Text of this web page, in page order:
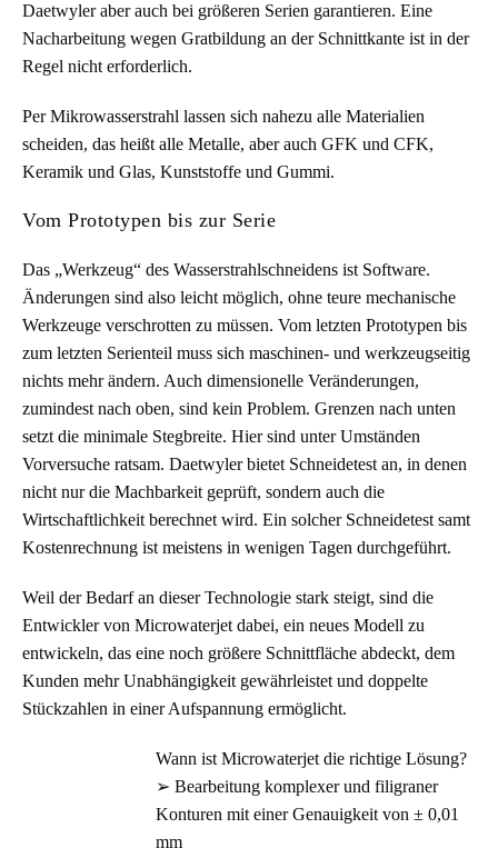
Daetwyler aber auch bei größeren Serien garantieren. Eine
Nacharbeitung wegen Gratbildung an der Schnittkante ist in der
Regel nicht erforderlich.
Per Mikrowasserstrahl lassen sich nahezu alle Materialien
scheiden, das heißt alle Metalle, aber auch GFK und CFK,
Keramik und Glas, Kunststoffe und Gummi.
Vom Prototypen bis zur Serie
Das „Werkzeug“ des Wasserstrahlschneidens ist Software.
Änderungen sind also leicht möglich, ohne teure mechanische
Werkzeuge verschrotten zu müssen. Vom letzten Prototypen bis
zum letzten Serienteil muss sich maschinen- und werkzeugseitig
nichts mehr ändern. Auch dimensionelle Veränderungen,
zumindest nach oben, sind kein Problem. Grenzen nach unten
setzt die minimale Stegbreite. Hier sind unter Umständen
Vorversuche ratsam. Daetwyler bietet Schneidetest an, in denen
nicht nur die Machbarkeit geprüft, sondern auch die
Wirtschaftlichkeit berechnet wird. Ein solcher Schneidetest samt
Kostenrechnung ist meistens in wenigen Tagen durchgeführt.
Weil der Bedarf an dieser Technologie stark steigt, sind die
Entwickler von Microwaterjet dabei, ein neues Modell zu
entwickeln, das eine noch größere Schnittfläche abdeckt, dem
Kunden mehr Unabhängigkeit gewährleistet und doppelte
Stückzahlen in einer Aufspannung ermöglicht.
Wann ist Microwaterjet die richtige Lösung?
➢ Bearbeitung komplexer und filigraner
Konturen mit einer Genauigkeit von ± 0,01
mm